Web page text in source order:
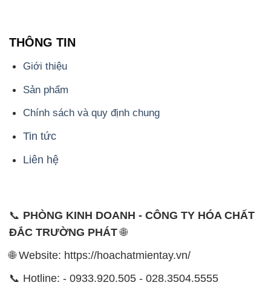
Chính sách và quy định chung
Tin tức
Liên hệ
📞
PHÒNG KINH DOANH - CÔNG TY HÓA CHẤT
ĐẮC TRƯỜNG PHÁT
- 028.3756.1835 - 028.3756.1840 - 028.3756.1841-
0902.765.866